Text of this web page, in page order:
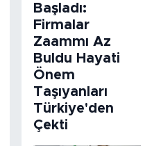
Başladı:
Firmalar
Zaammı Az
Buldu Hayati
Önem
Taşıyanları
Türkiye'den
Çekti